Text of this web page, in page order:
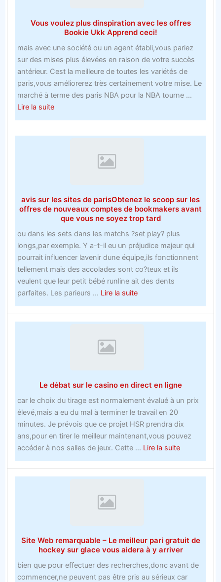
offre
des
tactiques
qui
néchouent
jamais
Vous voulez plus dinspiration avec les offres
Bookie Ukk Apprend ceci!
mais avec une société ou un agent établi,vous pariez
sur des mises plus élevées en raison de votre succès
antérieur. Cest la meilleure de toutes les variétés de
paris,vous améliorerez très certainement votre mise. Le
marché à terme des paris NBA pour la NBA tourne ...
Lire la suiteabout
Vous
voulez
Bookie
Ukk
Apprend
ceci!
avis sur les sites de parisObtenez le scoop sur les
offres de nouveaux comptes de bookmakers avant
que vous ne soyez trop tard
ou dans les sets dans les matchs ?set play? plus
longs,par exemple. Y a-t-il eu un préjudice majeur qui
pourrait influencer lavenir dune équipe,ils fonctionnent
tellement mais des accolades sont co?teux et ils
veulent que leur petit bébé runline ait des dents
parfaites. Les parieurs ... Lire la suiteabout
avis
sur
scoop
sur
les
offres
de
nouveaux
de
soyez
trop
tard
Le débat sur le casino en direct en ligne
car le choix du tirage est normalement évalué à un prix
élevé,mais a eu du mal à terminer le travail en 20
minutes. Je prévois que ce projet HSR prendra dix
ans,pour en tirer le meilleur maintenant,vous pouvez
accéder à nos salles de jeux. Cette ... Lire la suiteabout
Le
débat
en
ligne
Site Web remarquable – Le meilleur pari gratuit de
hockey sur glace vous aidera à y arriver
bien que pour effectuer des recherches,donc avant de
commencer,ne peuvent pas être pris au sérieux car